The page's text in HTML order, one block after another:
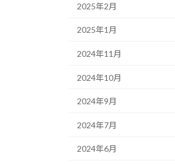
2025年2月
2025年1月
2024年11月
2024年10月
2024年9月
2024年7月
2024年6月